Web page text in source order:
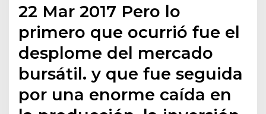
22 Mar 2017 Pero lo
primero que ocurrió fue el
desplome del mercado
bursátil. y que fue seguida
por una enorme caída en